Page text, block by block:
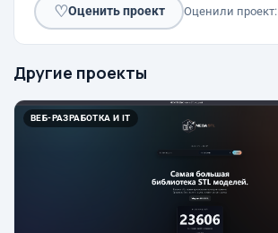
♡Оценить проект Оценили проект:
Другие проекты
ВЕБ-РАЗРАБОТКА И IT